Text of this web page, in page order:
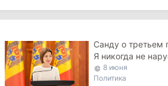
Санду о третьем
Я никогда не
8 июня
Политика